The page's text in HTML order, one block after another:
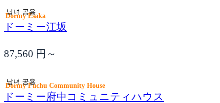
남녀 공용
Dormy Esaka
ドーミー江坂
87,560 円～
남녀 공용
Dormy Fuchu Community House
ドーミー府中コミュニティハウス